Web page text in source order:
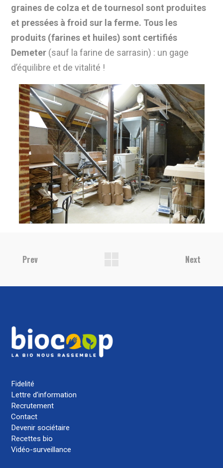
graines de colza et de tournesol sont produites
et pressées à froid sur la ferme. Tous les
produits (farines et huiles) sont certifiés
Demeter (sauf la farine de sarrasin) : un gage
d’équilibre et de vitalité !
Prev Next
Fidelité
Lettre d’information
Recrutement
Contact
Devenir sociétaire
Recettes bio
Vidéo-surveillance